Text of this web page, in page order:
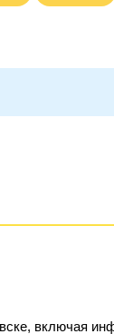
включая